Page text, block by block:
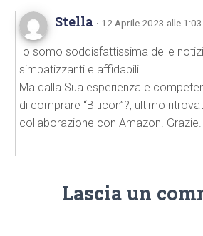
Stella · 12 Aprile 2023 alle 1:03
Io somo soddisfattissima delle
simpatizzanti e affidabili.
Ma dalla Sua esperienza e
di comprare “Biticon”?, ultimo
collaborazione con Amazon. Grazie.
Lascia un